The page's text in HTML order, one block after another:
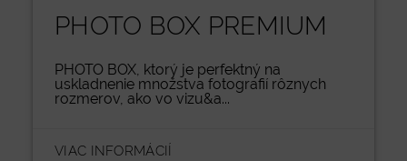
PHOTO BOX PREMIUM
PHOTO BOX, ktorý je perfektný na
uskladnenie množstva fotografií rôznych
rozmerov, ako vo vizu&a...
VIAC INFORMÁCIÍ